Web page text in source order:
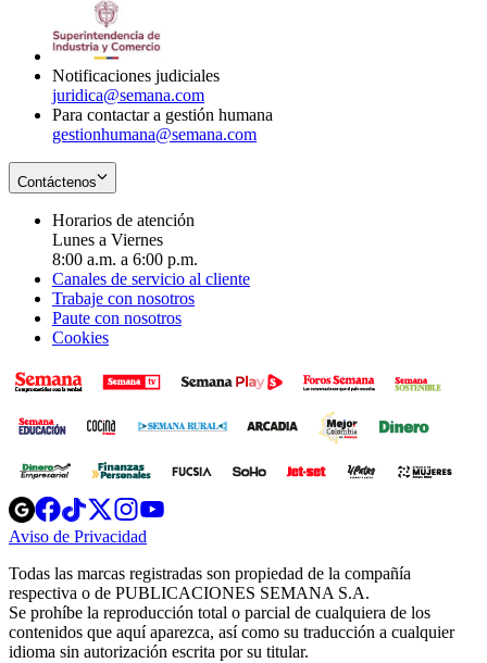
Notificaciones judiciales
juridica@semana.com
Para contactar a gestión humana
gestionhumana@semana.com
Contáctenos
Horarios de atención
Lunes a Viernes
8:00 a.m. a 6:00 p.m.
Canales de servicio al cliente
Trabaje con nosotros
Paute con nosotros
Cookies
Opens
in
new
Opens
in
new
Opens
in
new
window
Opens
new
windowwindow
Aviso de Privacidad
new
window
Todas las marcas registradas son propiedad de la compañía
respectiva o de PUBLICACIONES SEMANA S.A.
Se prohíbe la reproducción total o parcial de cualquiera de los
contenidos que aquí aparezca, así como su traducción a cualquier
idioma sin autorización escrita por su titular.